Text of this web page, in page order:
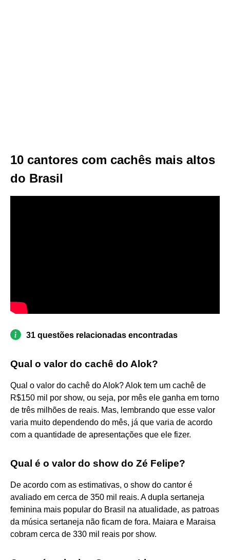
10 cantores com cachês mais altos
do Brasil
31 questões relacionadas encontradas
Qual o valor do cachê do Alok?
Qual o valor do cachê do Alok? Alok tem um cachê de
R$150 mil por show, ou seja, por mês ele ganha em torno
de três milhões de reais. Mas, lembrando que esse valor
varia muito dependendo do mês, já que varia de acordo
com a quantidade de apresentações que ele fizer.
Qual é o valor do show do Zé Felipe?
De acordo com as estimativas, o show do cantor é
avaliado em cerca de 350 mil reais. A dupla sertaneja
feminina mais popular do Brasil na atualidade, as patroas
da música sertaneja não ficam de fora. Maiara e Maraisa
cobram cerca de 330 mil reais por show.